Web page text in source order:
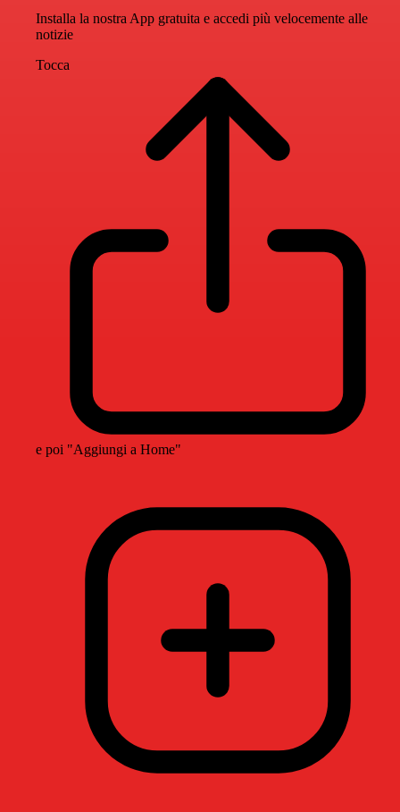
Installa la nostra App gratuita e accedi più velocemente alle
notizie
Tocca
e poi "Aggiungi a Home"